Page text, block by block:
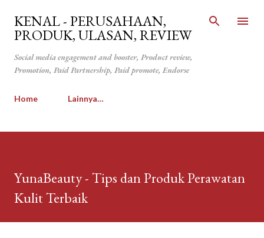
Langsung ke konten utama
KENAL - PERUSAHAAN,
PRODUK, ULASAN, REVIEW
Social media engagement and booster, Product review,
Promotion, Paid Partnership, Paid promote, Endorse
Home Lainnya…
YunaBeauty - Tips dan Produk Perawatan
Kulit Terbaik